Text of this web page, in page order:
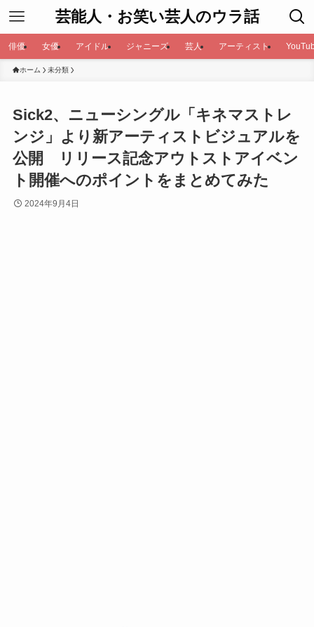
芸能人・お笑い芸人のウラ話
俳優 女優 アイドル ジャニーズ 芸人 アーティスト
ホーム 未分類
Sick2、ニューシングル「キネマストレ
ンジ」より新アーティストビジュアルを
公開 リリース記念アウトストアイベン
ト開催へのポイントをまとめてみた
2024年9月4日